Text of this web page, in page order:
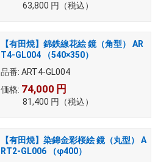
63,800 円 （税込）
【有田焼】錦鉄線花絵 鏡（角型） AR
T4-GL004 （540×350）
品番: ART4-GL004
価格: 74,000 円
81,400 円 （税込）
【有田焼】染錦金彩桜絵 鏡（丸型） A
RT2-GL006 （φ400）